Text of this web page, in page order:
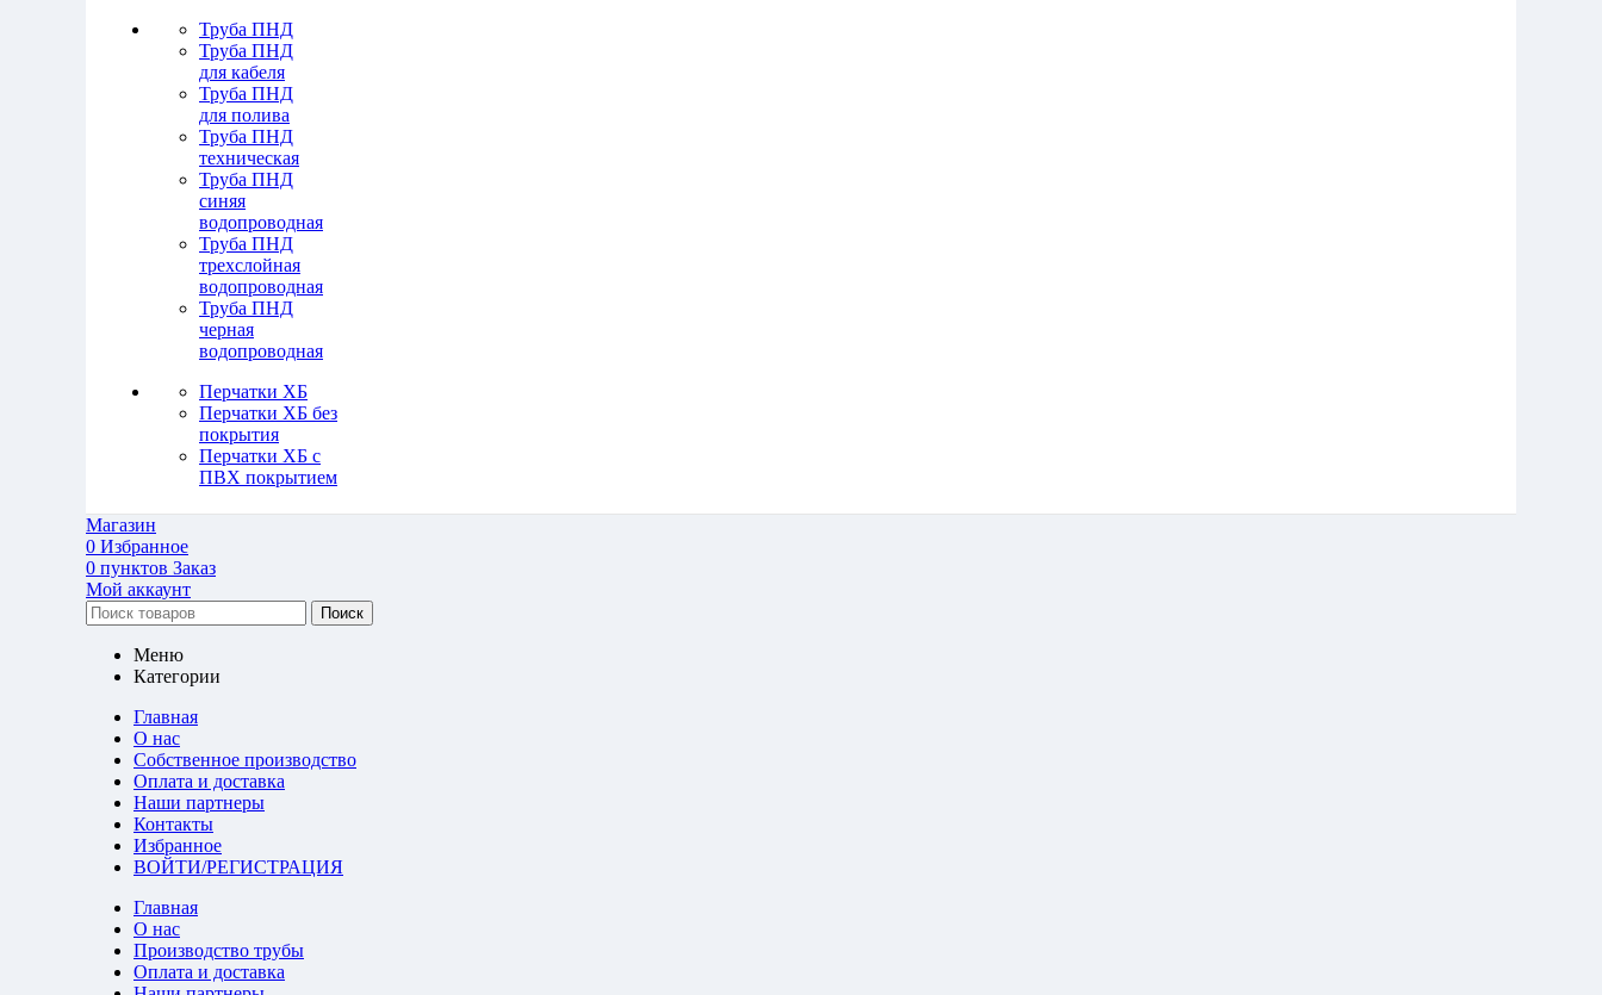
Труба ПНД
Труба ПНД
для кабеля
Труба ПНД
для полива
Труба ПНД
техническая
Труба ПНД
синяя
водопроводная
Труба ПНД
трехслойная
водопроводная
Труба ПНД
черная
водопроводная
Перчатки ХБ
Перчатки ХБ без
покрытия
Перчатки ХБ с
ПВХ покрытием
Магазин
0 Избранное
0 пунктов Заказ
Мой аккаунт
Поиск
Меню
Категории
Главная
О нас
Собственное производство
Оплата и доставка
Наши партнеры
Контакты
Избранное
ВОЙТИ/РЕГИСТРАЦИЯ
Главная
О нас
Производство трубы
Оплата и доставка